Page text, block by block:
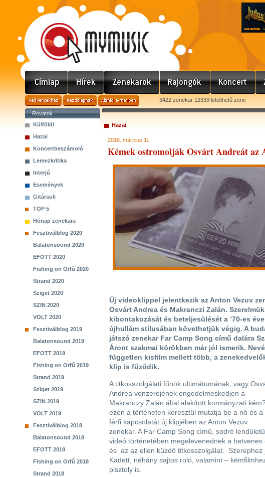
3422 zenekar 12339 letölthető zene
Rovatok
Külföldi
Hazai
Koncertbeszámoló
Lemezkritika
Interjú
Események
Gitársuli
TOP 5
Hónap zenekara
Fesztiválblog 2020
Balatonsound 2020
EFOTT 2020
Fishing on Orfű 2020
Strand 2020
Sziget 2020
SZIN 2020
VOLT 2020
Fesztiválblog 2019
Balatonsound 2019
EFOTT 2019
Fishing on Orfű 2019
Strand 2019
Sziget 2019
SZIN 2019
VOLT 2019
Fesztiválblog 2018
Balatonsound 2018
EFOTT 2018
Fishing on Orfű 2018
Strand 2018
Hazai
2016. március 11.
Kémek ostromolják Osvárt Andreát az
Új videoklippel jelentkezik az Anton Vezuv
Osvárt Andrea és Makranczi Zalán.
kibontakozását és beteljesülését a ’70-es
újhullám stílusában követhetjük végig. A
játszó zenekar Far Camp Song című dalára
Áront szakmai körökben már jól ismerik.
független kisfilm mellett több, a
klip is fűződik.
A titkosszolgálati főnök ultimátumának, vagy
Andrea vonzerejének engedelmeskedjen a
Makranczy Zalán által alakított kormányzati
ezen a történeten keresztül mutatja be a nő és a
férfi kapcsolatát új klipjében az Anton Vezuv
zenekar. A Far Camp Song című, sodró
videó történetében megelevenednek a hetvenes
és az az ellen küzdő titkosszolgálat. Szerephez
Kadett, néhány sajtos roló, valamint –
pisztoly is.